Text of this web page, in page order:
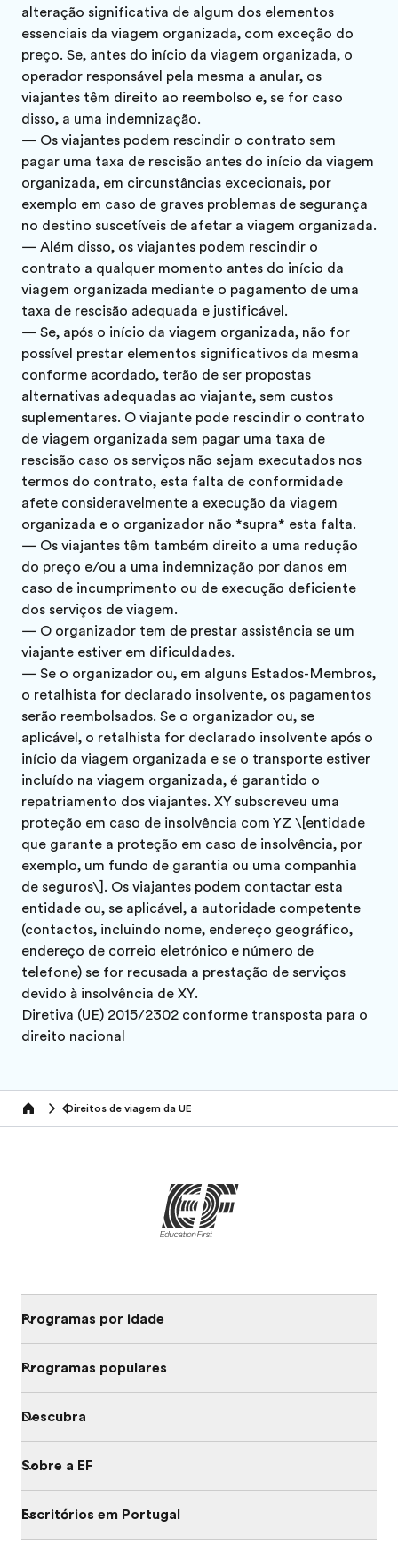
alteração significativa de algum dos elementos
essenciais da viagem organizada, com exceção do
preço. Se, antes do início da viagem organizada, o
operador responsável pela mesma a anular, os
viajantes têm direito ao reembolso e, se for caso
disso, a uma indemnização.
— Os viajantes podem rescindir o contrato sem
pagar uma taxa de rescisão antes do início da viagem
organizada, em circunstâncias excecionais, por
exemplo em caso de graves problemas de segurança
no destino suscetíveis de afetar a viagem organizada.
— Além disso, os viajantes podem rescindir o
contrato a qualquer momento antes do início da
viagem organizada mediante o pagamento de uma
taxa de rescisão adequada e justificável.
— Se, após o início da viagem organizada, não for
possível prestar elementos significativos da mesma
conforme acordado, terão de ser propostas
alternativas adequadas ao viajante, sem custos
suplementares. O viajante pode rescindir o contrato
de viagem organizada sem pagar uma taxa de
rescisão caso os serviços não sejam executados nos
termos do contrato, esta falta de conformidade
afete consideravelmente a execução da viagem
organizada e o organizador não *supra* esta falta.
— Os viajantes têm também direito a uma redução
do preço e/ou a uma indemnização por danos em
caso de incumprimento ou de execução deficiente
dos serviços de viagem.
— O organizador tem de prestar assistência se um
viajante estiver em dificuldades.
— Se o organizador ou, em alguns Estados-Membros,
o retalhista for declarado insolvente, os pagamentos
serão reembolsados. Se o organizador ou, se
aplicável, o retalhista for declarado insolvente após o
início da viagem organizada e se o transporte estiver
incluído na viagem organizada, é garantido o
repatriamento dos viajantes. XY subscreveu uma
proteção em caso de insolvência com YZ \[entidade
que garante a proteção em caso de insolvência, por
exemplo, um fundo de garantia ou uma companhia
de seguros\]. Os viajantes podem contactar esta
entidade ou, se aplicável, a autoridade competente
(contactos, incluindo nome, endereço geográfico,
endereço de correio eletrónico e número de
telefone) se for recusada a prestação de serviços
devido à insolvência de XY.
Diretiva (UE) 2015/2302 conforme transposta para o
direito nacional
Home Direitos de viagem da UE
Programas por idade
Programas populares
Descubra
Sobre a EF
Escritórios em Portugal